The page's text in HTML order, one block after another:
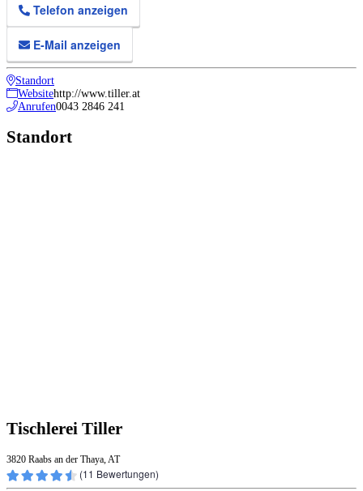
Telefon anzeigen
E-Mail anzeigen
Standort
Websitehttp://www.tiller.at
Anrufen0043 2846 241
Standort
Tischlerei Tiller
3820 Raabs an der Thaya, AT
(11 Bewertungen)